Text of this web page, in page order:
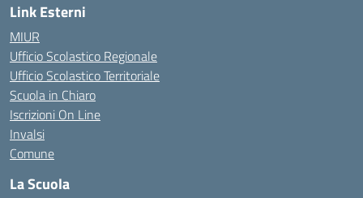
Link Esterni
MIUR
Ufficio Scolastico Regionale
Ufficio Scolastico Territoriale
Scuola in Chiaro
Iscrizioni On Line
Invalsi
Comune
La Scuola